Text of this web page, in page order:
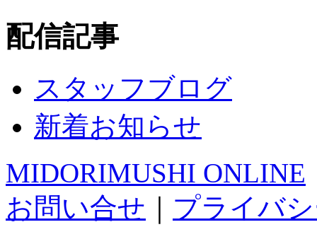
配信記事
スタッフブログ
新着お知らせ
MIDORIMUSHI ONLINE
お問い合せ
プライバ